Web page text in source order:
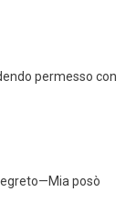
permesso con
posò